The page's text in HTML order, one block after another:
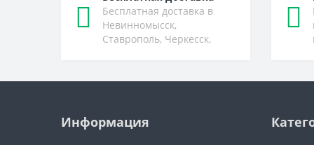
Бесплатная доставка в
Невинномысск,
Ставрополь, Черкесск.
Информация